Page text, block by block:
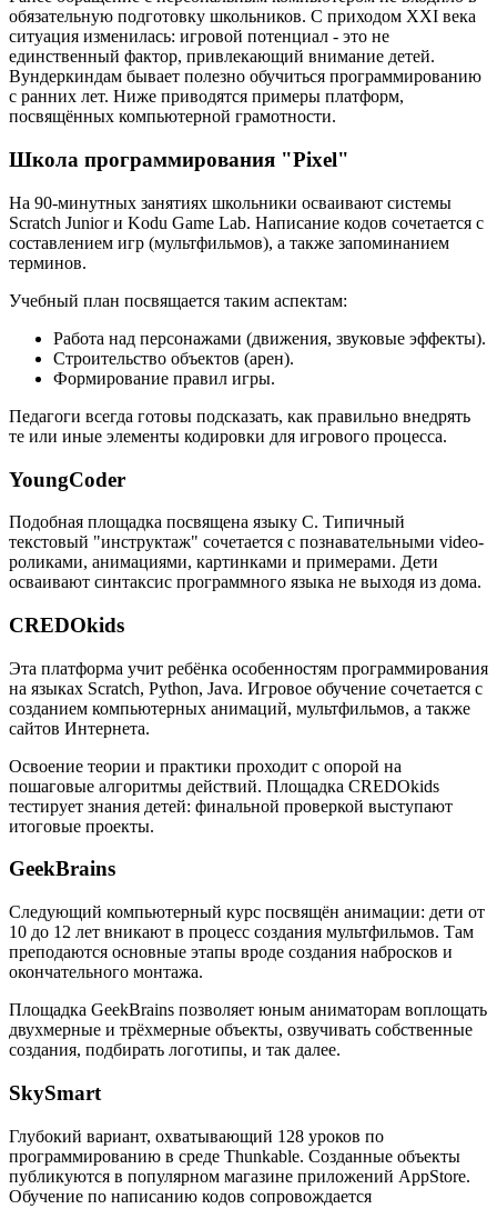
обязательную подготовку школьников. С приходом XXI века
ситуация изменилась: игровой потенциал - это не
единственный фактор, привлекающий внимание детей.
Вундеркиндам бывает полезно обучиться программированию
с ранних лет. Ниже приводятся примеры платформ,
посвящённых компьютерной грамотности.
Школа программирования "Pixel"
На 90-минутных занятиях школьники осваивают системы
Scratch Junior и Kodu Game Lab. Написание кодов сочетается с
составлением игр (мультфильмов), а также запоминанием
терминов.
Учебный план посвящается таким аспектам:
Работа над персонажами (движения, звуковые эффекты).
Строительство объектов (арен).
Формирование правил игры.
Педагоги всегда готовы подсказать, как правильно внедрять
те или иные элементы кодировки для игрового процесса.
YoungCoder
Подобная площадка посвящена языку C. Типичный
текстовый "инструктаж" сочетается с познавательными video-
роликами, анимациями, картинками и примерами. Дети
осваивают синтаксис программного языка не выходя из дома.
CREDOkids
Эта платформа учит ребёнка особенностям программирования
на языках Scratch, Python, Java. Игровое обучение сочетается с
созданием компьютерных анимаций, мультфильмов, а также
сайтов Интернета.
Освоение теории и практики проходит с опорой на
пошаговые алгоритмы действий. Площадка CREDOkids
тестирует знания детей: финальной проверкой выступают
итоговые проекты.
GeekBrains
Следующий компьютерный курс посвящён анимации: дети от
10 до 12 лет вникают в процесс создания мультфильмов. Там
преподаются основные этапы вроде создания набросков и
окончательного монтажа.
Площадка GeekBrains позволяет юным аниматорам воплощать
двухмерные и трёхмерные объекты, озвучивать собственные
создания, подбирать логотипы, и так далее.
SkySmart
Глубокий вариант, охватывающий 128 уроков по
программированию в среде Thunkable. Созданные объекты
публикуются в популярном магазине приложений AppStore.
Обучение по написанию кодов сопровождается